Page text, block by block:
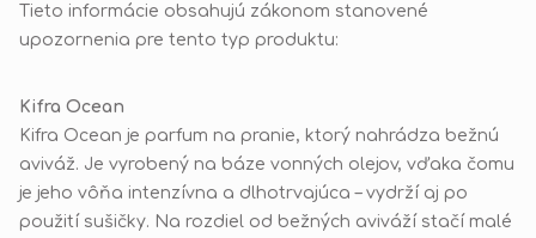
Tieto informácie obsahujú zákonom stanovené
upozornenia pre tento typ produktu:
Kifra Ocean
Kifra Ocean je parfum na pranie, ktorý nahrádza bežnú
aviváž. Je vyrobený na báze vonných olejov, vďaka čomu
je jeho vôňa intenzívna a dlhotrvajúca – vydrží aj po
použití sušičky. Na rozdiel od bežných aviváží stačí malé